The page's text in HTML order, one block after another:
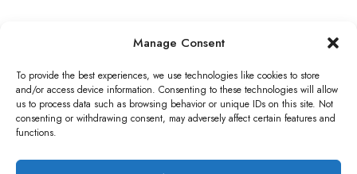
Manage Consent
To provide the best experiences, we use technologies like cookies to store
and/or access device information. Consenting to these technologies will allow
us to process data such as browsing behavior or unique IDs on this site. Not
consenting or withdrawing consent, may adversely affect certain features and
functions.